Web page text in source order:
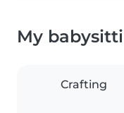
My
Crafting